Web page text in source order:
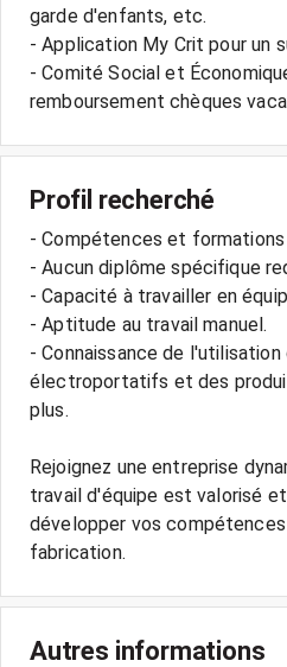
garde d'enfants, etc.
- Application My Crit pour un
- Comité Social et
Profil recherché
- Compétences et
- Aucun diplôme spécifique
- Capacité à travailler en
- Aptitude au travail manuel.
- Connaissance de
électroportatifs et des
plus.
Rejoignez une entreprise
travail d'équipe est valorisé
développer vos
Autres informations